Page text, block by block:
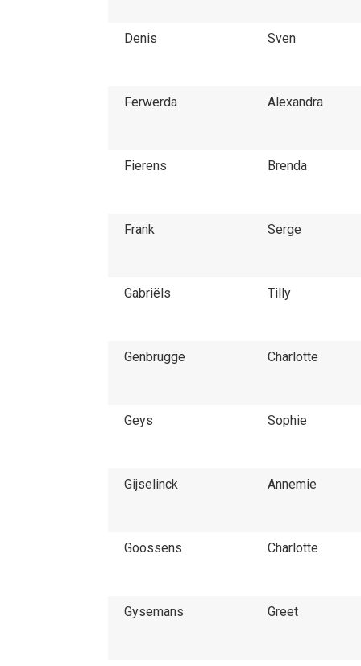
Denis Sven
Ferwerda Alexandra
Fierens Brenda
Frank Serge
Gabriëls Tilly
Genbrugge Charlotte
Geys Sophie
Gijselinck Annemie
Goossens Charlotte
Gysemans Greet